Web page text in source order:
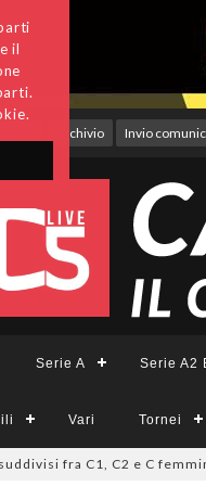
il
Archivio Invio
Serie A Serie A2
Vari Tornei
fra C1, C2 e C femminile